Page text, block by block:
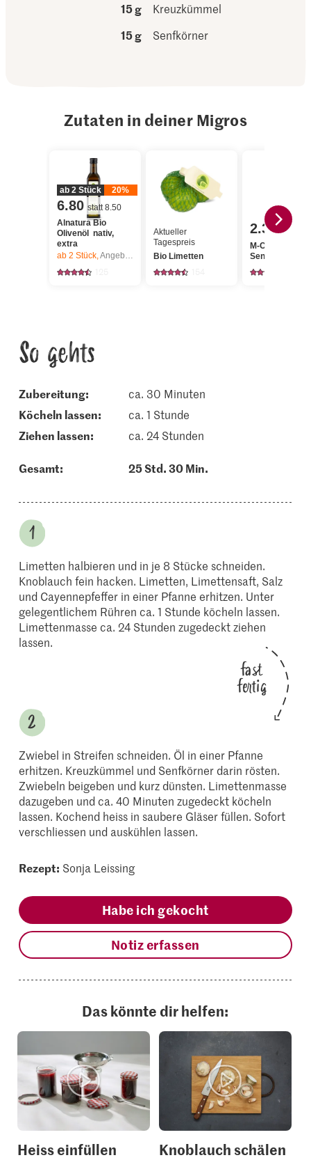
15 g
Kreuzkümmel
15 g
Senfkörner
Zutaten in deiner Migros
ab 2 Stück 20%
6.80 statt 8.50
Alnatura Bio
Olivenöl nativ,
extra
ab 2 Stück,Angebot gilt nur vom 6.8. bis 12.8.2026, solange Vorrat.
Aktueller
Tagespreis
Bio Limetten
2.30
M-Classic
Senfkörner
So gehts
Zubereitung:
ca. 30 Minuten
köcheln lassen:
ca. 1 Stunde
ziehen lassen:
ca. 24 Stunden
Gesamt: 25 Std. 30 Min.
Limetten halbieren und in je 8 Stücke schneiden.
Knoblauch fein hacken. Limetten, Limettensaft, Salz
und Cayennepfeffer in einer Pfanne erhitzen. Unter
gelegentlichem Rühren ca. 1 Stunde köcheln lassen.
Limettenmasse ca. 24 Stunden zugedeckt ziehen
lassen.
fast
fertig
Zwiebel in Streifen schneiden. Öl in einer Pfanne
erhitzen. Kreuzkümmel und Senfkörner darin rösten.
Zwiebeln beigeben und kurz dünsten. Limettenmasse
dazugeben und ca. 40 Minuten zugedeckt köcheln
lassen. Kochend heiss in saubere Gläser füllen. Sofort
verschliessen und auskühlen lassen.
Rezept: Sonja Leissing
Habe ich gekocht
Notiz erfassen
Das könnte dir helfen:
Heiss einfüllen
Knoblauch schälen